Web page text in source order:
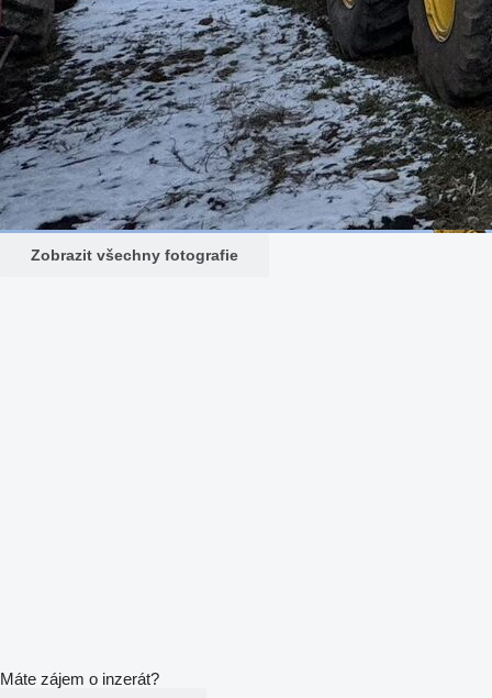
Zobrazit všechny fotografie
Máte zájem o inzerát?